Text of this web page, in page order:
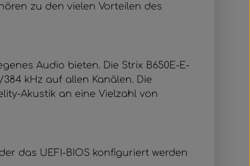
zu den vielen Vorteilen des
Audio bieten. Die Strix B650E-E-
kHz auf allen Kanälen. Die
Akustik an eine Vielzahl von
das UEFI-BIOS konfiguriert werden